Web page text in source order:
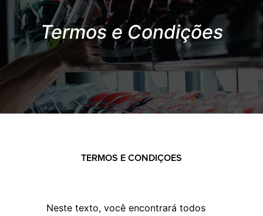
Termos e Condições
TERMOS E CONDIÇÕES
Neste texto, você encontrará todos